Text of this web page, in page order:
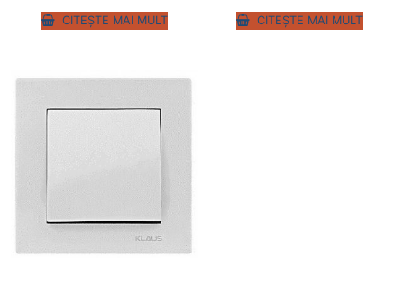
CITEȘTE MAI MULT CITEȘTE MAI MULT